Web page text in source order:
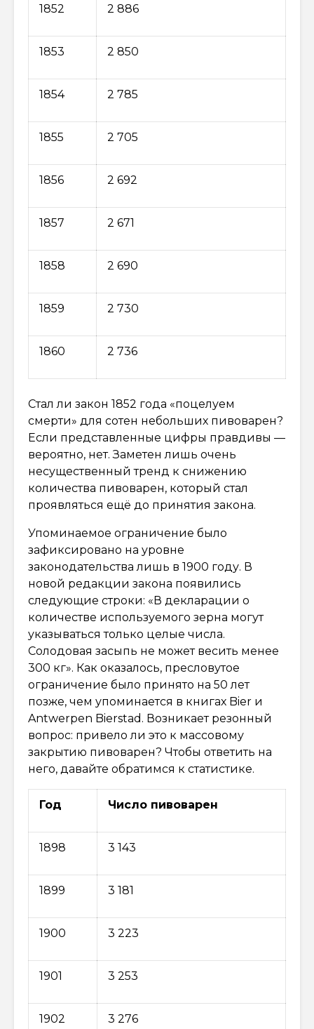
1852 2 886
1853 2 850
1854 2 785
1855 2 705
1856 2 692
1857 2 671
1858 2 690
1859 2 730
1860 2 736
Стал ли закон 1852 года «поцелуем
смерти» для сотен небольших пивоварен?
Если представленные цифры правдивы —
вероятно, нет. Заметен лишь очень
несущественный тренд к снижению
количества пивоварен, который стал
проявляться ещё до принятия закона.
Упоминаемое ограничение было
зафиксировано на уровне
законодательства лишь в 1900 году. В
новой редакции закона появились
следующие строки: «В декларации о
количестве используемого зерна могут
указываться только целые числа.
Солодовая засыпь не может весить менее
300 кг». Как оказалось, пресловутое
ограничение было принято на 50 лет
позже, чем упоминается в книгах Bier и
Antwerpen Bierstad. Возникает резонный
вопрос: привело ли это к массовому
закрытию пивоварен? Чтобы ответить на
него, давайте обратимся к статистике.
Год Число пивоварен
1898 3 143
1899 3 181
1900 3 223
1901 3 253
1902 3 276